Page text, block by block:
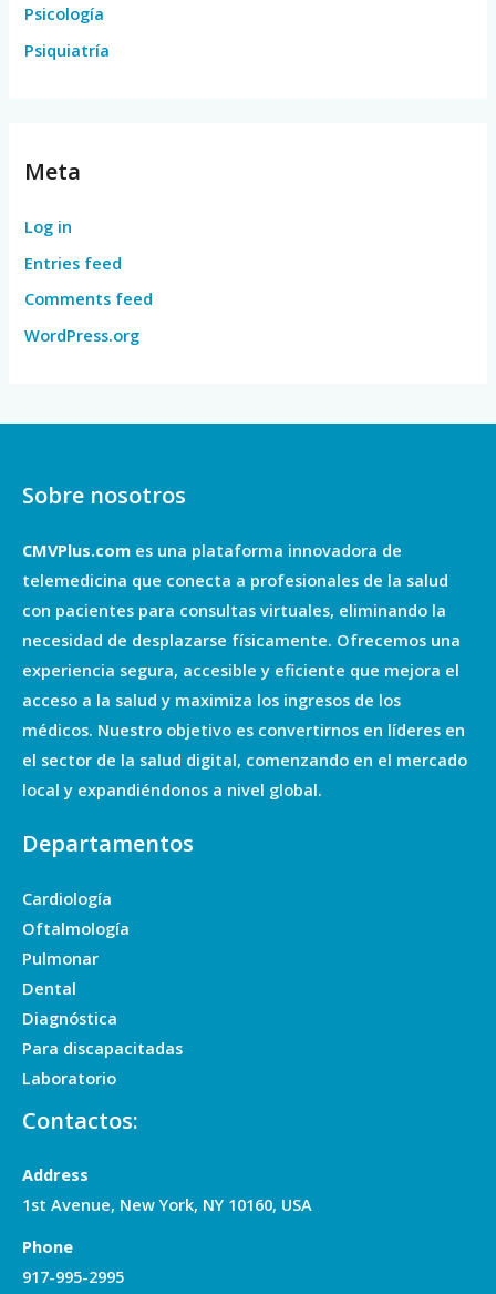
Psicología
Psiquiatría
Meta
Log in
Entries feed
Comments feed
WordPress.org
Sobre nosotros
CMVPlus.com es una plataforma innovadora de
telemedicina que conecta a profesionales de la salud
con pacientes para consultas virtuales, eliminando la
necesidad de desplazarse físicamente. Ofrecemos una
experiencia segura, accesible y eficiente que mejora el
acceso a la salud y maximiza los ingresos de los
médicos. Nuestro objetivo es convertirnos en líderes en
el sector de la salud digital, comenzando en el mercado
local y expandiéndonos a nivel global.
Departamentos
Cardiología
Oftalmología
Pulmonar
Dental
Diagnóstica
Para discapacitadas
Laboratorio
Contactos:
Address
1st Avenue, New York, NY 10160, USA
Phone
917-995-2995